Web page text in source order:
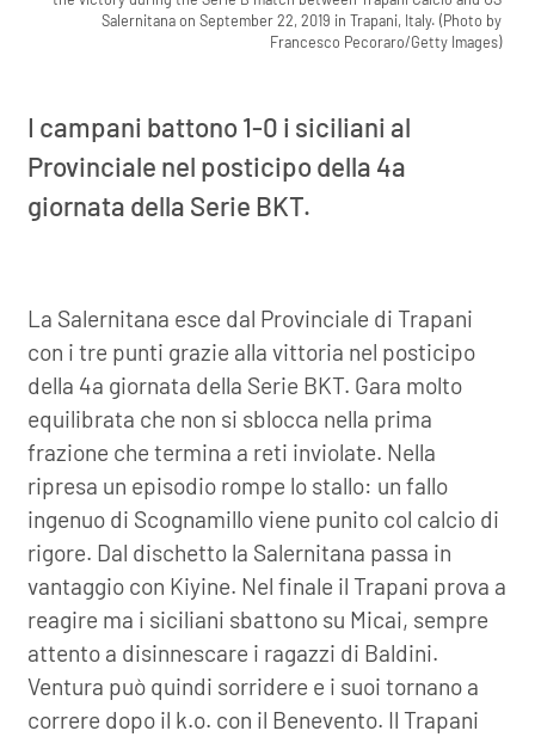
Salernitana on September 22, 2019 in Trapani, Italy. (Photo by
Francesco Pecoraro/Getty Images)
I campani battono 1-0 i siciliani al
Provinciale nel posticipo della 4a
giornata della Serie BKT.
La Salernitana esce dal Provinciale di Trapani
con i tre punti grazie alla vittoria nel posticipo
della 4a giornata della Serie BKT. Gara molto
equilibrata che non si sblocca nella prima
frazione che termina a reti inviolate. Nella
ripresa un episodio rompe lo stallo: un fallo
ingenuo di Scognamillo viene punito col calcio di
rigore. Dal dischetto la Salernitana passa in
vantaggio con Kiyine. Nel finale il Trapani prova a
reagire ma i siciliani sbattono su Micai, sempre
attento a disinnescare i ragazzi di Baldini.
Ventura può quindi sorridere e i suoi tornano a
correre dopo il k.o. con il Benevento. Il Trapani